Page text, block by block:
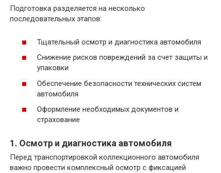
Подготовка разделяется на несколько
последовательных этапов:
Тщательный осмотр и диагностика автомобиля
Снижение рисков повреждений за счет защиты и
упаковки
Обеспечение безопасности технических систем
автомобиля
Оформление необходимых документов и
страхование
1. Осмотр и диагностика автомобиля
Перед транспортировкой коллекционного автомобиля
важно провести комплексный осмотр с фиксацией